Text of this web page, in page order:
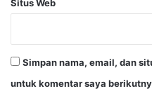
Situs Web
Simpan nama, email, dan
untuk komentar saya